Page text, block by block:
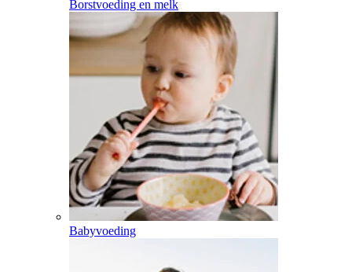
Borstvoeding en melk
Babyvoeding